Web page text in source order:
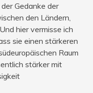
Gedanke der
den Ländern,
hier vermisse ich
sie einen stärkeren
Raum
stärker mit